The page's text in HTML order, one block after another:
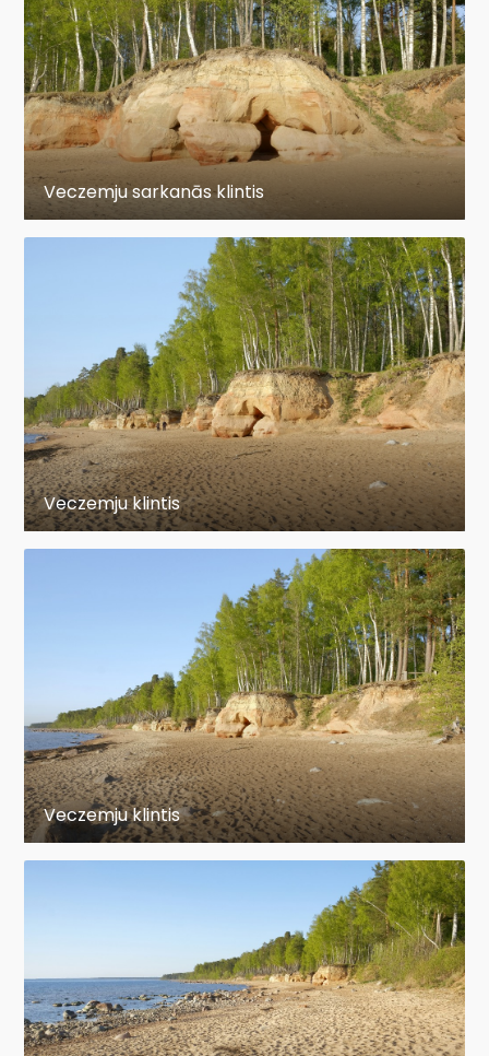
Veczemju sarkanās klintis
Veczemju klintis
Veczemju klintis